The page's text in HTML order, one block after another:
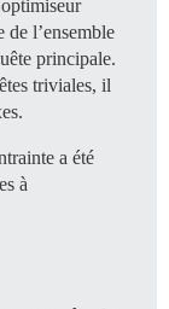
de l’ensemble
principale.
triviales, il
a été
à